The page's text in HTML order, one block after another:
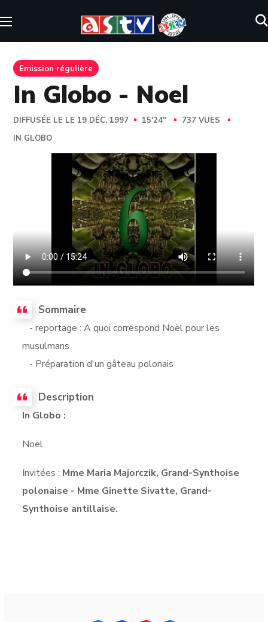
Emission régulière
In Globo - Noel
DIFFUSÉE LE LE 19 DÉC. 1997 15'24''
737 VUES
IN GLOBO
Sommaire
- reportage : A quoi correspond Noël pour les
musulmans
- Préparation d'un gâteau polonais
Description
In Globo :
Noël.
Invitées : Mme Maria Majorczik, Grand-Synthoise
polonaise - Mme Ginette Sivatte, Grand-
Synthoise antillaise.